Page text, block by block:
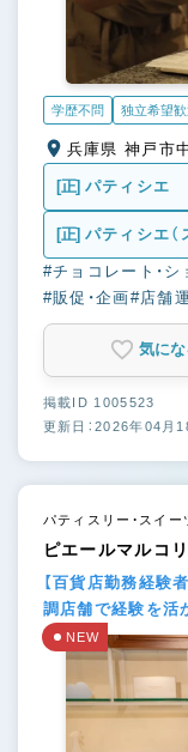
学歴不問 独立希望歓
[正] パティシエ
[正] パティシエ（
#チョコレート・シ
#販促・企画#店舗
気にな
掲載ID 1005523
更新日：2026年04月
パティスリー・スイー
ピエールマルコ
【百貨店勤務経験
調店舗で経験を
NEW